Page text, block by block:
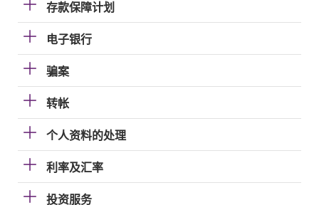
存款保障计划
电子银行
骗案
转帐
个人资料的处理
利率及汇率
投资服务